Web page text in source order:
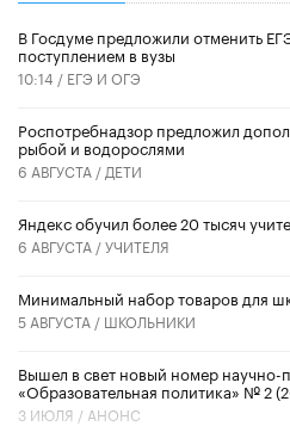
В Госдуме предложили отменить
поступлением в вузы
10:14 / ЕГЭ И ОГЭ
Роспотребнадзор предложил
рыбой и водорослями
6 АВГУСТА / ДЕТИ
​Яндекс обучил более 20 тысяч
6 АВГУСТА /УЧИТЕЛЯ
Минимальный набор товаров для
5 АВГУСТА / ШКОЛЬНИКИ
Вышел в свет новый номер научно-
«Образовательная политика» № 2
3 ИЮЛЯ / АНОНС